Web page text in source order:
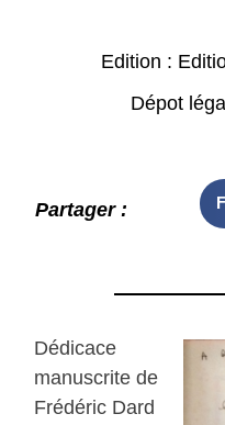
Edition :
Dépot
Partager :
Dédicace
manuscrite de
Frédéric Dard